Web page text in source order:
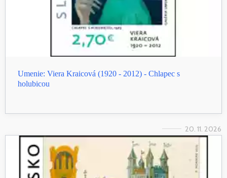
Umenie: Viera Kraicová (1920 - 2012) - Chlapec s
holubicou
20. 11. 2026